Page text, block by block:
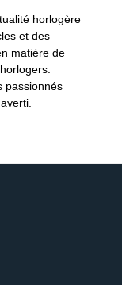
horlogère
et des
matière de
passionnés